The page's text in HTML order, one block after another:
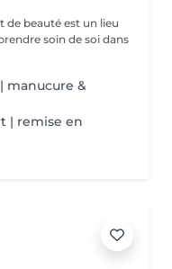
de beauté est un lieu
soin de soi dans
manucure &
| remise en